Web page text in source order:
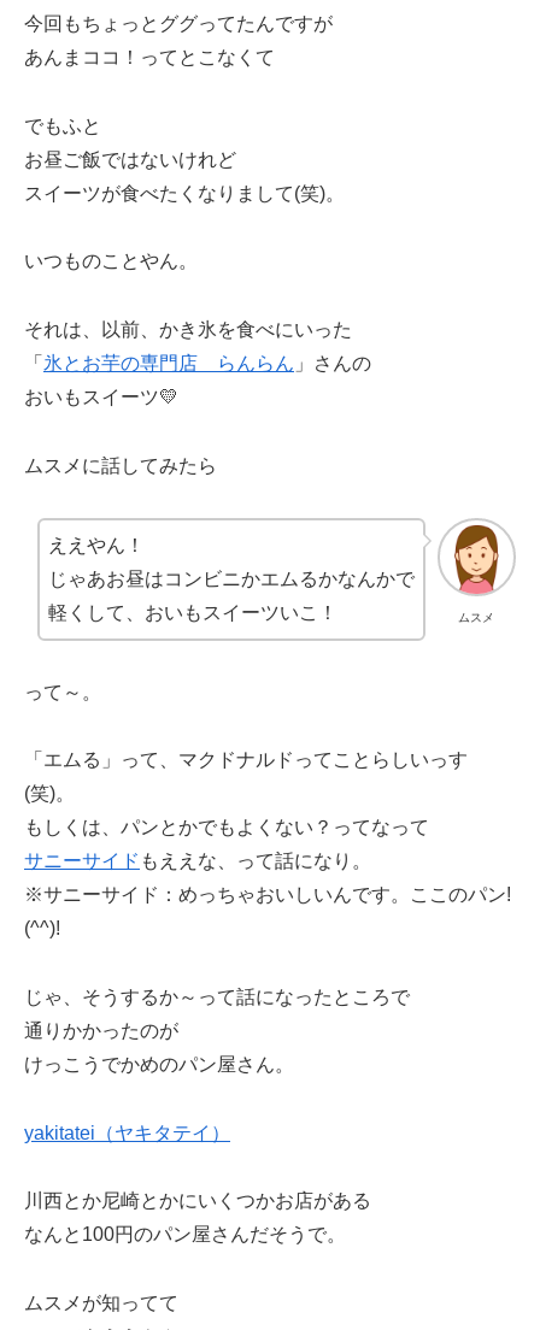
今回もちょっとググってたんですが
あんまココ！ってとこなくて
でもふと
お昼ご飯ではないけれど
スイーツが食べたくなりまして(笑)。
いつものことやん。
それは、以前、かき氷を食べにいった
「 氷とお芋の専門店 らんらん 」さんの
おいもスイーツ💛
ムスメに話してみたら
ムスメ
ええやん！
じゃあお昼はコンビニかエムるかなんかで
軽くして、おいもスイーツいこ！
って～。
「エムる」って、マクドナルドってことらしいっす
(笑)。
もしくは、パンとかでもよくない？ってなって
サニーサイド もええな、って話になり。
※サニーサイド：めっちゃおいしいんです。ここのパン!
(^^)!
じゃ、そうするか～って話になったところで
通りかかったのが
けっこうでかめのパン屋さん。
yakitatei（ヤキタテイ）
川西とか尼崎とかにいくつかお店がある
なんと100円のパン屋さんだそうで。
ムスメが知ってて